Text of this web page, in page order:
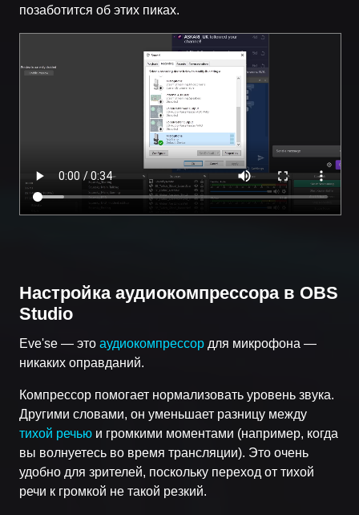
позаботится об этих пиках.
Настройка аудиокомпрессора в OBS
Studio
Eve'se — это аудиокомпрессор для микрофона —
никаких оправданий.
Компрессор помогает нормализовать уровень звука.
Другими словами, он уменьшает разницу между
тихой речью и громкими моментами (например, когда
вы волнуетесь во время трансляции). Это очень
удобно для зрителей, поскольку переход от тихой
речи к громкой не такой резкий.